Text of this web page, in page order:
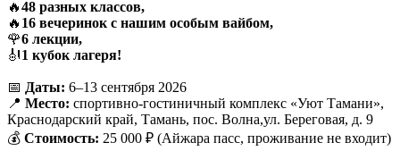
🔥48 разных классов,
🔥 16 вечеринок с нашим особым вайбом,
🌹6 лекции,
🎻1 кубок лагеря!
📅 Даты: 6–13 сентября 2026
📍 Место: спортивно‑гостиничный комплекс «Уют Тамани»,
Краснодарский край, Тамань, пос. Волна,ул. Береговая, д. 9
💰 Стоимость: 25 000 ₽ (Айжара пасс, проживание не входит)